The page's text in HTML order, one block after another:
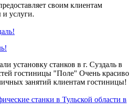
своим клиентам
и услуги.
установку станков в г. Суздаль в
гостиницы "Поле" Очень красиво
занятий клиентам гостиницы!